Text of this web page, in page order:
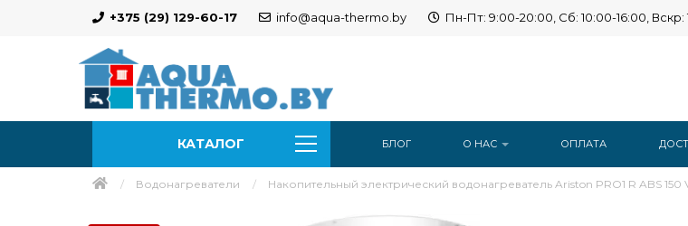
+375 (29) 129-60-17 info@aqua-thermo.by Пн-Пт: 9:00-20:00, Сб: 10:00-16:00, Вскр:
КАТАЛОГ БЛОГ О НАС ОПЛАТА
Водонагреватели Накопительный электрический водонагреватель Ariston PRO1 R ABS 150